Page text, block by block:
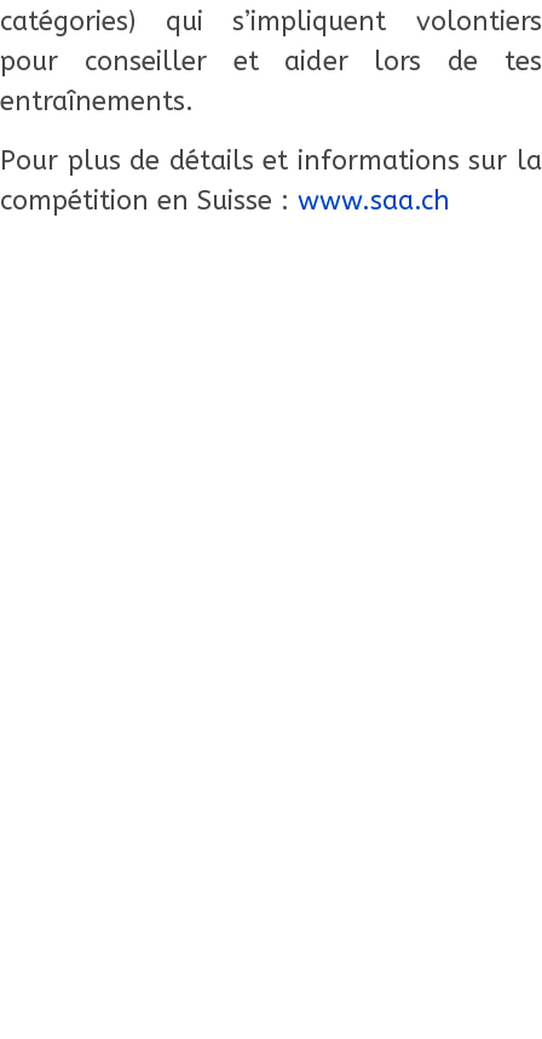
catégories) qui s’impliquent volontiers
pour conseiller et aider lors de tes
entraînements.
Pour plus de détails et informations sur la
compétition en Suisse : www.saa.ch